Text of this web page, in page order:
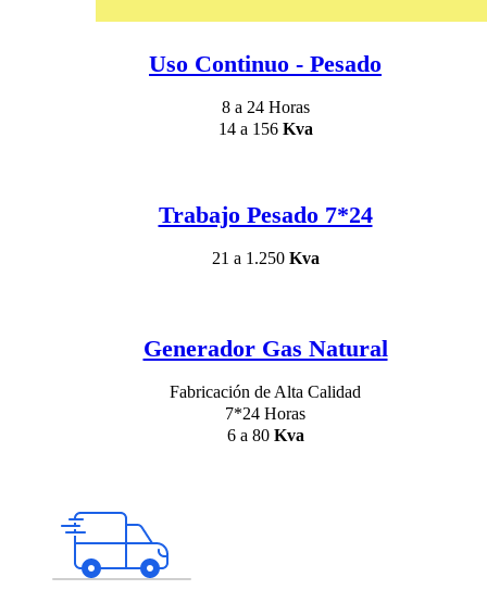
Uso Continuo - Pesado
8 a 24 Horas
14 a 156 Kva
Trabajo Pesado 7*24
21 a 1.250 Kva
Generador Gas Natural
Fabricación de Alta Calidad
7*24 Horas
6 a 80 Kva